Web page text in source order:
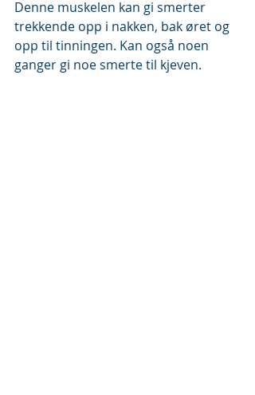
Denne muskelen kan gi smerter
trekkende opp i nakken, bak øret og
opp til tinningen. Kan også noen
ganger gi noe smerte til kjeven.